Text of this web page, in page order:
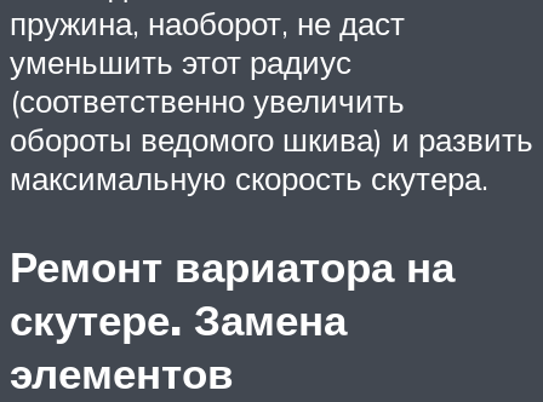
пружина, наоборот, не даст
уменьшить этот радиус
(соответственно увеличить
обороты ведомого шкива) и развить
максимальную скорость скутера.
Ремонт вариатора на
скутере. Замена
элементов